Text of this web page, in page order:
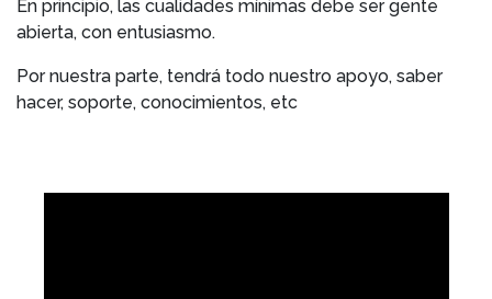
En principio, las cualidades mínimas debe ser gente
abierta, con entusiasmo.
Por nuestra parte, tendrá todo nuestro apoyo, saber
hacer, soporte, conocimientos, etc